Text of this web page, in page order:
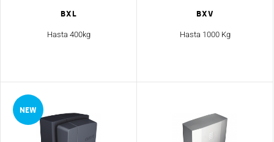
Bxl
Hasta 400kg
BXV
Hasta 1000 Kg